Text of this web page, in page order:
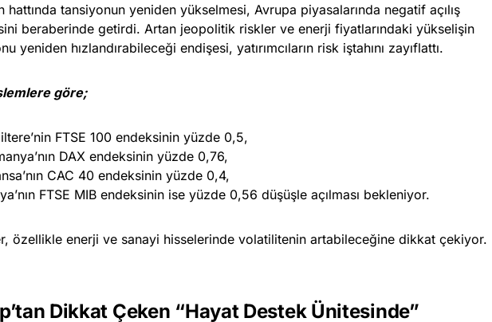
hattında tansiyonun yeniden yükselmesi, Avrupa piyasalarında negatif açılış
beraberinde getirdi. Artan jeopolitik riskler ve enerji fiyatlarındaki yükselişin
yeniden hızlandırabileceği endişesi, yatırımcıların risk iştahını zayıflattı.
göre;
FTSE 100 endeksinin yüzde 0,5,
DAX endeksinin yüzde 0,76,
CAC 40 endeksinin yüzde 0,4,
FTSE MIB endeksinin ise yüzde 0,56 düşüşle açılması bekleniyor.
özellikle enerji ve sanayi hisselerinde volatilitenin artabileceğine dikkat çekiyor.
Dikkat Çeken “Hayat Destek Ünitesinde”